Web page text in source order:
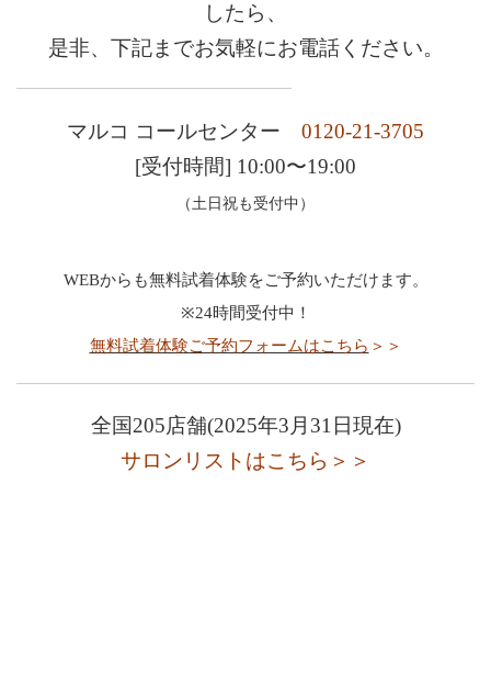
したら、
是非、下記までお気軽にお電話ください。
マルコ コールセンター 0120-21-3705
[受付時間] 10:00〜19:00
（土日祝も受付中）
WEBからも無料試着体験をご予約いただけます。
※24時間受付中！
無料試着体験ご予約フォームはこちら ＞＞
全国205店舗(2025年3月31日現在)
サロンリストはこちら＞＞